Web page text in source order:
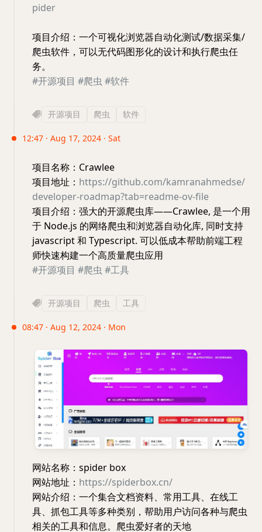
pider
项目介绍：一个可视化浏览器自动化测试/数据采集/
爬虫软件，可以无代码图形化的设计和执行爬虫任
务。
#开源项目 #爬虫 #软件
开源项目 爬虫 软件
12:47 · Aug 17, 2024 · Sat
项目名称：Crawlee
项目地址： https://github.com/kamranahmedse/
developer-roadmap?tab=readme-ov-file
项目介绍：强大的开源爬虫库——Crawlee, 是一个用
于 Node.js 的网络爬虫和浏览器自动化库, 同时支持
javascript 和 Typescript. 可以低成本帮助前端工程
师快速构建一个高质量爬虫应用
#开源项目 #爬虫 #工具
开源项目 爬虫 工具
08:47 · Aug 12, 2024 · Mon
网站名称：spider box
网站地址： https://spiderbox.cn/
网站介绍：一个集合文档资料、常用工具、在线工
具、抓包工具等多种类别，帮助用户访问各种与爬虫
相关的工具和信息。爬虫爱好者的天地